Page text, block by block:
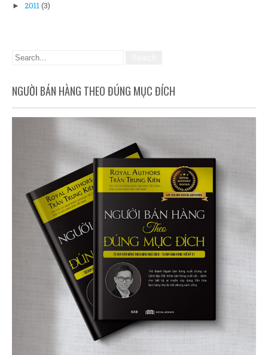
► 2011(3)
NGƯỜI BÁN HÀNG THEO ĐÚNG MỤC ĐÍCH